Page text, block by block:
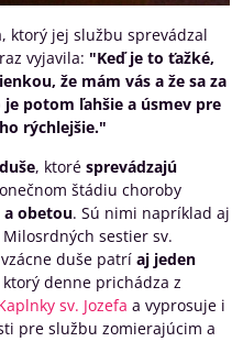
ktorý jej službu sprevádzal
vyjavila: "Keď je to ťažké,
že mám vás a že sa za
potom ľahšie a úsmev pre
rýchlejšie."
, ktoré sprevádzajú
štádiu choroby
obetou. Sú nimi napríklad aj
sestier sv.
duše patrí aj jeden
denne prichádza z
sv. Jozefa a vyprosuje i
pre službu zomierajúcim a